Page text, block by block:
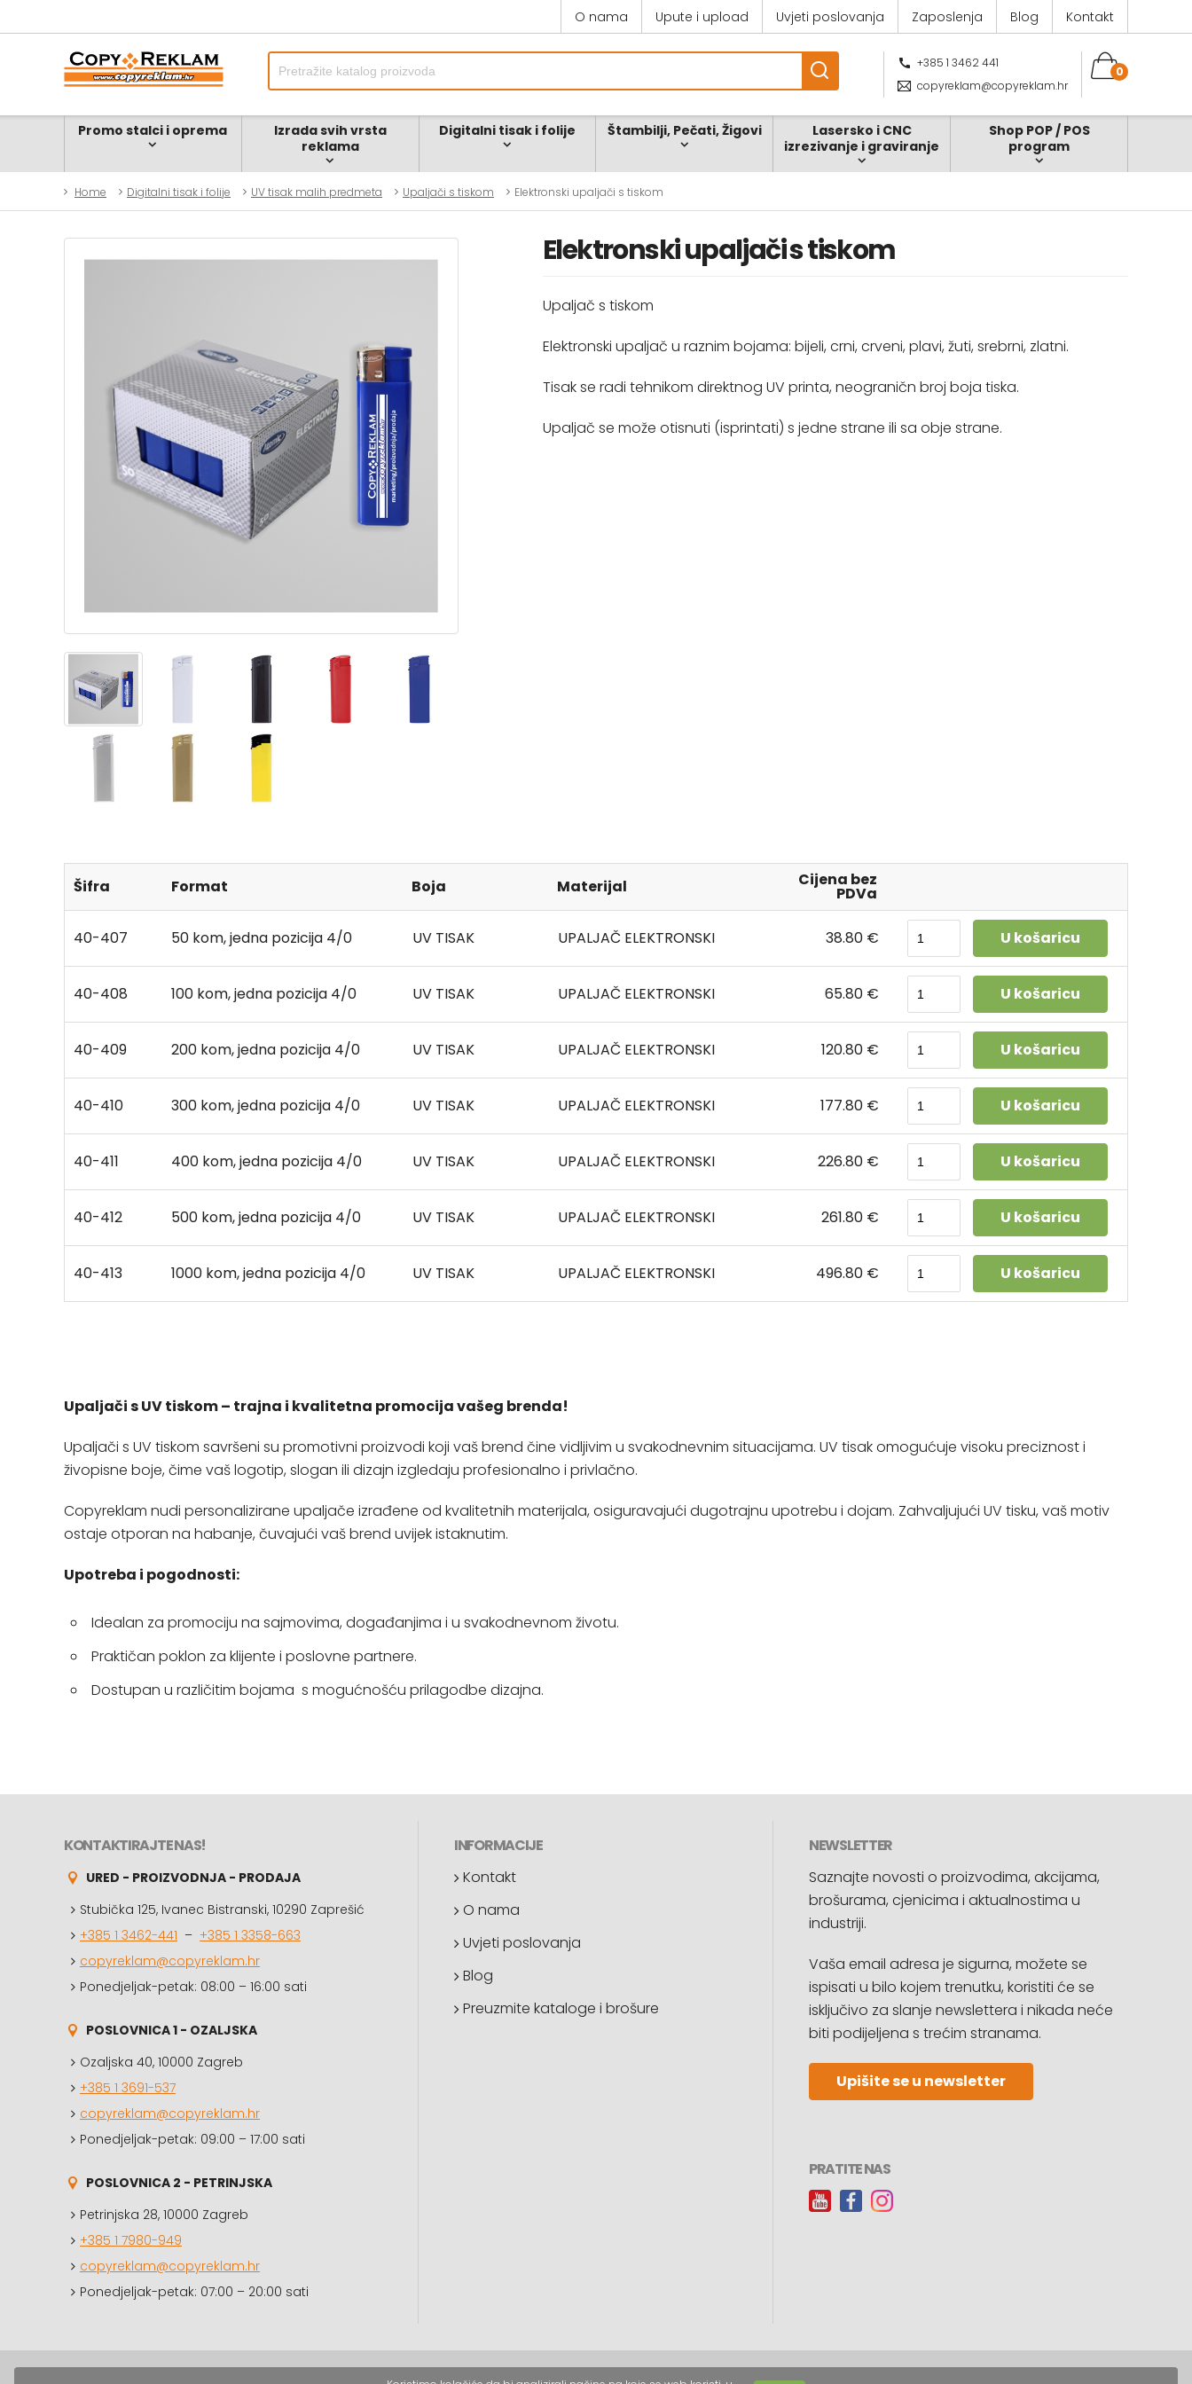
O nama Upute i upload Uvjeti poslovanja Zaposlenja Blog Kontakt
+385 1 3462 441
copyreklam@copyreklam.hr
0
Promo stalci i oprema
Izrada svih vrsta
reklama
Digitalni tisak i folije Štambilji, Pečati, Žigovi
Lasersko i CNC
izrezivanje i graviranje
Shop POP / POS
program
Home Digitalni tisak i folije UV tisak malih predmeta Upaljači s tiskom Elektronski upaljači s tiskom
Elektronski upaljači s tiskom
Upaljač s tiskom
Elektronski upaljač u raznim bojama: bijeli, crni, crveni, plavi, žuti, srebrni, zlatni.
Tisak se radi tehnikom direktnog UV printa, neograničn broj boja tiska.
Upaljač se može otisnuti (isprintati) s jedne strane ili sa obje strane.
Šifra Format Boja Materijal Cijena bez
PDVa
40-407 50 kom, jedna pozicija 4/0 UV TISAK UPALJAČ ELEKTRONSKI 38.80 € U košaricu
40-408 100 kom, jedna pozicija 4/0 UV TISAK UPALJAČ ELEKTRONSKI 65.80 € U košaricu
40-409 200 kom, jedna pozicija 4/0 UV TISAK UPALJAČ ELEKTRONSKI 120.80 € U košaricu
40-410 300 kom, jedna pozicija 4/0 UV TISAK UPALJAČ ELEKTRONSKI 177.80 € U košaricu
40-411 400 kom, jedna pozicija 4/0 UV TISAK UPALJAČ ELEKTRONSKI 226.80 € U košaricu
40-412 500 kom, jedna pozicija 4/0 UV TISAK UPALJAČ ELEKTRONSKI 261.80 € U košaricu
40-413 1000 kom, jedna pozicija 4/0 UV TISAK UPALJAČ ELEKTRONSKI 496.80 € U košaricu
Upaljači s UV tiskom – trajna i kvalitetna promocija vašeg brenda!
Upaljači s UV tiskom savršeni su promotivni proizvodi koji vaš brend čine vidljivim u svakodnevnim situacijama. UV tisak omogućuje visoku preciznost i
živopisne boje, čime vaš logotip, slogan ili dizajn izgledaju profesionalno i privlačno.
Copyreklam nudi personalizirane upaljače izrađene od kvalitetnih materijala, osiguravajući dugotrajnu upotrebu i dojam. Zahvaljujući UV tisku, vaš motiv
ostaje otporan na habanje, čuvajući vaš brend uvijek istaknutim.
Upotreba i pogodnosti:
Idealan za promociju na sajmovima, događanjima i u svakodnevnom životu.
Praktičan poklon za klijente i poslovne partnere.
Dostupan u različitim bojama s mogućnošću prilagodbe dizajna.
KONTAKTIRAJTE NAS!
URED - PROIZVODNJA - PRODAJA
Stubička 125, Ivanec Bistranski, 10290 Zaprešić
+385 1 3462-441 – +385 1 3358-663
copyreklam@copyreklam.hr
Ponedjeljak-petak: 08:00 – 16:00 sati
POSLOVNICA 1 - OZALJSKA
Ozaljska 40, 10000 Zagreb
+385 1 3691-537
copyreklam@copyreklam.hr
Ponedjeljak-petak: 09:00 – 17:00 sati
POSLOVNICA 2 - PETRINJSKA
Petrinjska 28, 10000 Zagreb
+385 1 7980-949
copyreklam@copyreklam.hr
Ponedjeljak-petak: 07:00 – 20:00 sati
INFORMACIJE
Kontakt
O nama
Uvjeti poslovanja
Blog
Preuzmite kataloge i brošure
NEWSLETTER
Saznajte novosti o proizvodima, akcijama,
brošurama, cjenicima i aktualnostima u
industriji.
Vaša email adresa je sigurna, možete se
ispisati u bilo kojem trenutku, koristiti će se
isključivo za slanje newslettera i nikada neće
biti podijeljena s trećim stranama.
Upišite se u newsletter
PRATITE NAS